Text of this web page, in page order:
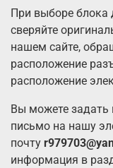
При выборе блока
сверяйте
нашем сайте,
расположение
расположение
Вы можете задать
письмо на нашу
почту
информация в